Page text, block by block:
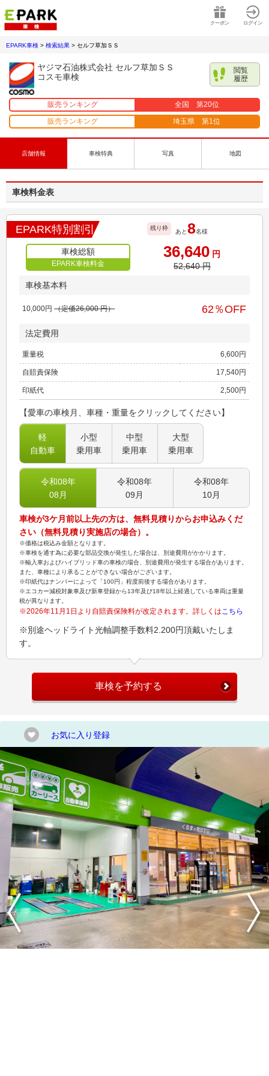
クーポン ログイン
EPARK車検 > 検索結果 > セルフ草加ＳＳ
ヤジマ石油株式会社 セルフ草加ＳＳ
コスモ車検
閲覧
履歴
販売ランキング 全国 第20位
販売ランキング
埼玉県 第1位
店舗情報 車検特典 写真 地図
車検料金表
EPARK特別割引 残り枠
あと8名様
車検総額
EPARK車検料金
36,640 円
52,640円
車検基本料
10,000円 （定価26,000円） 62 ％OFF
法定費用
重量税 6,600円
自賠責保険 17,540円
印紙代 2,500円
【愛車の車検月、車種・重量をクリックしてください】
軽
自動車
小型
乗用車
中型
乗用車
大型
乗用車
令和08年
08 月
令和08年
09 月
令和08年
10月
車検が3ケ月前以上先の方は、無料見積りからお申込みくだ
さい（無料見積り実施店の場合）。
※価格は税込み金額となります。
※車検を通す為に必要な部品交換が発生した場合は、別途費用がかかります。
※輸入車およびハイブリッド車の車検の場合、別途費用が発生する場合があります。
また、車種により承ることができない場合がございます。
※印紙代はナンバーによって「100円」程度前後する場合があります。
※エコカー減税対象車及び新車登録から13年及び18年以上経過している車両は重量
税が異なります。
※2026年11月1日より自賠責保険料が改定されます。詳しくは こちら
※別途ヘッドライト光軸調整手数料2.200円頂戴いたしま
す。
車検を予約する
お気に入り登録